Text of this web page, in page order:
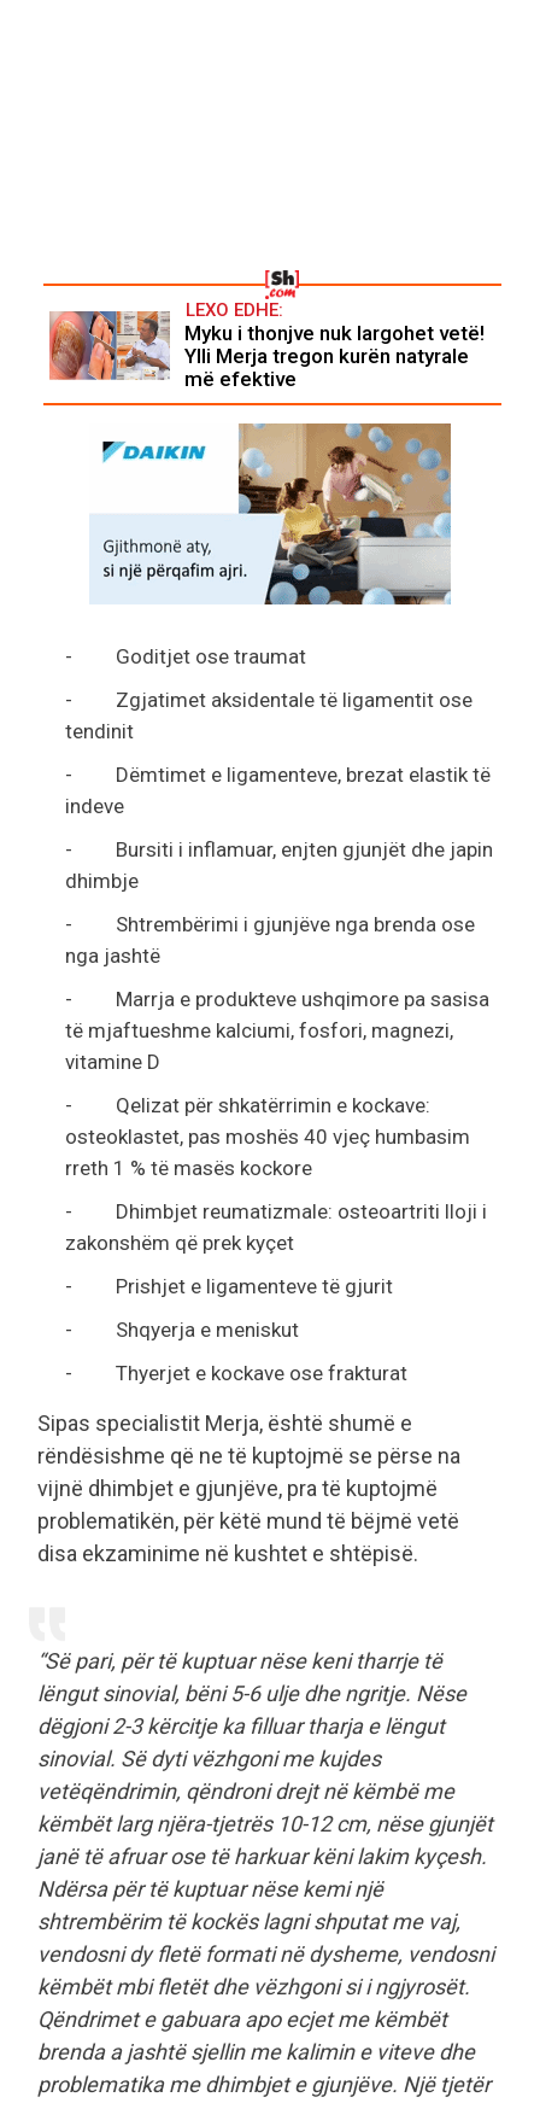
LEXO EDHE:
Myku i thonjve nuk largohet vetë!
Ylli Merja tregon kurën natyrale
më efektive
- Goditjet ose traumat
- Zgjatimet aksidentale të ligamentit ose
tendinit
- Dëmtimet e ligamenteve, brezat elastik të
indeve
- Bursiti i inflamuar, enjten gjunjët dhe japin
dhimbje
- Shtrembërimi i gjunjëve nga brenda ose
nga jashtë
- Marrja e produkteve ushqimore pa sasisa
të mjaftueshme kalciumi, fosfori, magnezi,
vitamine D
- Qelizat për shkatërrimin e kockave:
osteoklastet, pas moshës 40 vjeç humbasim
rreth 1 % të masës kockore
- Dhimbjet reumatizmale: osteoartriti lloji i
zakonshëm që prek kyçet
- Prishjet e ligamenteve të gjurit
- Shqyerja e meniskut
- Thyerjet e kockave ose frakturat
Sipas specialistit Merja, është shumë e
rëndësishme që ne të kuptojmë se përse na
vijnë dhimbjet e gjunjëve, pra të kuptojmë
problematikën, për këtë mund të bëjmë vetë
disa ekzaminime në kushtet e shtëpisë.
“Së pari, për të kuptuar nëse keni tharrje të
lëngut sinovial, bëni 5-6 ulje dhe ngritje. Nëse
dëgjoni 2-3 kërcitje ka filluar tharja e lëngut
sinovial. Së dyti vëzhgoni me kujdes
vetëqëndrimin, qëndroni drejt në këmbë me
këmbët larg njëra-tjetrës 10-12 cm, nëse gjunjët
janë të afruar ose të harkuar këni lakim kyçesh.
Ndërsa për të kuptuar nëse kemi një
shtrembërim të kockës lagni shputat me vaj,
vendosni dy fletë formati në dysheme, vendosni
këmbët mbi fletët dhe vëzhgoni si i ngjyrosët.
Qëndrimet e gabuara apo ecjet me këmbët
brenda a jashtë sjellin me kalimin e viteve dhe
problematika me dhimbjet e gjunjëve. Një tjetër